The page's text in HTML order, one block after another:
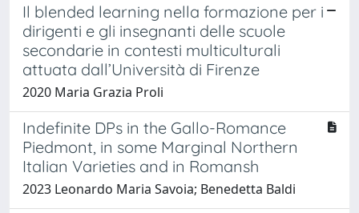
Il blended learning nella formazione per i
dirigenti e gli insegnanti delle scuole
secondarie in contesti multiculturali
attuata dall’Università di Firenze
2020 Maria Grazia Proli
Indefinite DPs in the Gallo-Romance
Piedmont, in some Marginal Northern
Italian Varieties and in Romansh
2023 Leonardo Maria Savoia; Benedetta Baldi